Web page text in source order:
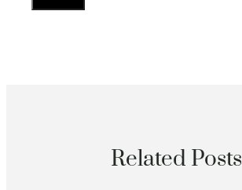
Related Posts